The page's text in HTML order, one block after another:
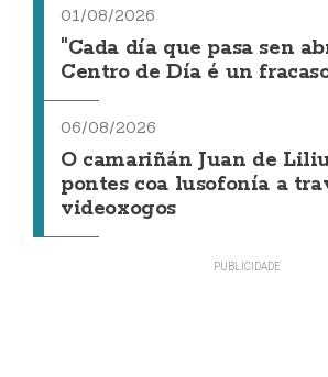
01/08/2026
"Cada día que pasa sen
Centro de Día é un
06/08/2026
O camariñán Juan de
pontes coa lusofonía a
videoxogos